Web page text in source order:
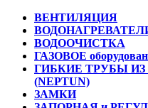
ВЕНТИЛЯЦИЯ
ВОДООЧИСТКА
ГАЗОВОЕ
ГИБКИЕ ТРУБЫ
(NEPTUN)
ЗАМКИ